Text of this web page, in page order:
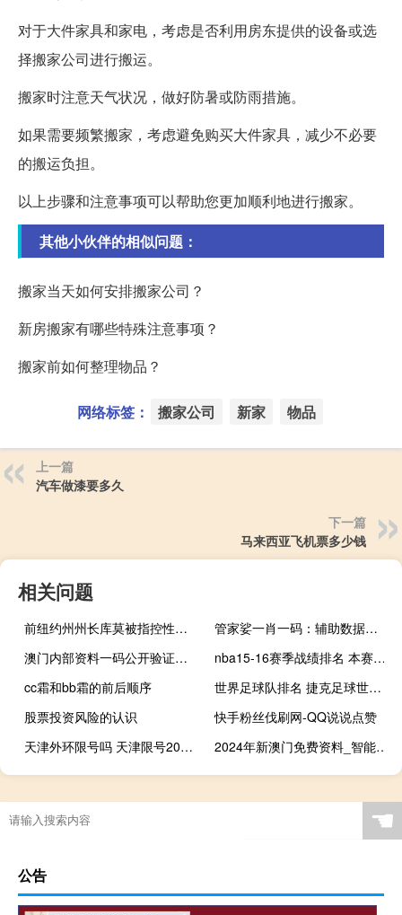
对于大件家具和家电，考虑是否利用房东提供的设备或选
择搬家公司进行搬运。
搬家时注意天气状况，做好防暑或防雨措施。
如果需要频繁搬家，考虑避免购买大件家具，减少不必要
的搬运负担。
以上步骤和注意事项可以帮助您更加顺利地进行搬家。
其他小伙伴的相似问题：
搬家当天如何安排搬家公司？
新房搬家有哪些特殊注意事项？
搬家前如何整理物品？
网络标签： 搬家公司 新家 物品
上一篇
汽车做漆要多久
下一篇
马来西亚飞机票多少钱
相关问题
前纽约州州长库莫被指控性骚扰员工
管家娑一肖一码：辅助数据对比解释解答-752.PL.114
澳门内部资料一码公开验证：大师精选AI解释落实-309.DS0.13
nba15-16赛季战绩排名 本赛季nba东西部排名
cc霜和bb霜的前后顺序
世界足球队排名 捷克足球世界排名第几
股票投资风险的认识
快手粉丝伐刷网-QQ说说点赞
天津外环限号吗 天津限号2021最新限号3月
2024年新澳门免费资料_智能AI深度解析_百度移动统计版.223.78
☚
公告